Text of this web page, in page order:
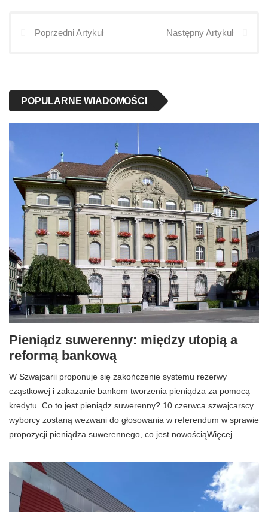
Poprzedni Artykuł Następny Artykuł
POPULARNE WIADOMOŚCI
Pieniądz suwerenny: między utopią a
reformą bankową
W Szwajcarii proponuje się zakończenie systemu rezerwy
cząstkowej i zakazanie bankom tworzenia pieniądza za pomocą
kredytu. Co to jest pieniądz suwerenny? 10 czerwca szwajcarscy
wyborcy zostaną wezwani do głosowania w referendum w sprawie
propozycji pieniądza suwerennego, co jest nowościąWięcej…